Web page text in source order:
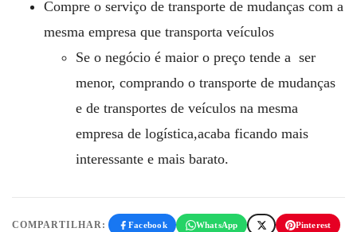
Compre o serviço de transporte de mudanças com a
mesma empresa que transporta veículos
Se o negócio é maior o preço tende a ser
menor, comprando o transporte de mudanças
e de transportes de veículos na mesma
empresa de logística,acaba ficando mais
interessante e mais barato.
COMPARTILHAR: Facebook WhatsApp Pinterest